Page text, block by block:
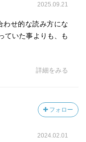
2025.09.21
わせ的な読み方にな
ていた事よりも、も
詳細をみる
フォロー
2024.02.01